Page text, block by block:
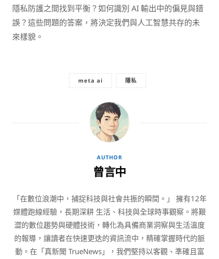
隱私防護之間找到平衡？如何識別 AI 輸出中的偏見與錯
誤？這些問題的答案，將決定我們與人工智慧共存的未
來樣貌。
meta ai 隱私
AUTHOR
曾言中
「在數位浪潮中，捕捉科技與社會共振的瞬間。」 擁有12年
媒體跑線經驗，長期深耕 生活、科技與全球時事觀察。將艱
澀的數位趨勢與硬體技術，轉化為具備商業洞察與生活溫度
的報導，讓讀者在快速更迭的資訊流中，精確掌握時代的脈
動。在「真新聞 TrueNews」，我們堅持以客觀、準確且富